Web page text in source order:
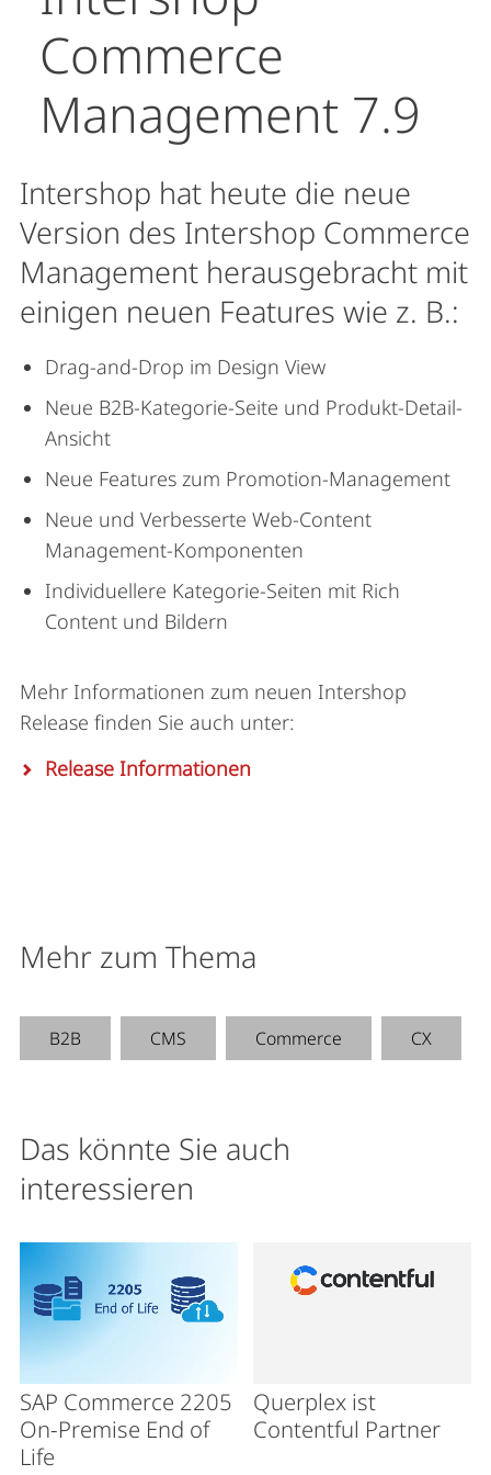
Commerce
Management 7.9
Intershop hat heute die neue
Version des Intershop Commerce
Management herausgebracht mit
einigen neuen Features wie z. B.:
Drag-and-Drop im Design View
Neue B2B-Kategorie-Seite und Produkt-Detail-
Ansicht
Neue Features zum Promotion-Management
Neue und Verbesserte Web-Content
Management-Komponenten
Individuellere Kategorie-Seiten mit Rich
Content und Bildern
Mehr Informationen zum neuen Intershop
Release finden Sie auch unter:
Release Informationen
Mehr zum Thema
B2B CMS Commerce CX
Das könnte Sie auch
interessieren
SAP Commerce 2205
On-Premise End of
Life
Querplex ist
Contentful Partner